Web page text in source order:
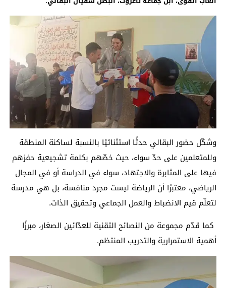
وشكّل حضور البقالي حدثًا استثنائيًا بالنسبة لساكنة المنطقة
وللمتعلمين على حدّ سواء، حيث خصّهم بكلمة تشجيعية حفزهم
فيها على المثابرة والاجتهاد، سواء في الدراسة أو في المجال
الرياضي، معتبرًا أن الرياضة ليست مجرد منافسة، بل هي مدرسة
لتعلّم قيم الانضباط والعمل الجماعي وتحقيق الذات.
كما قدّم مجموعة من النصائح التقنية للعدّائين الصغار، مبرزًا
أهمية الاستمرارية والتدريب المنتظم.